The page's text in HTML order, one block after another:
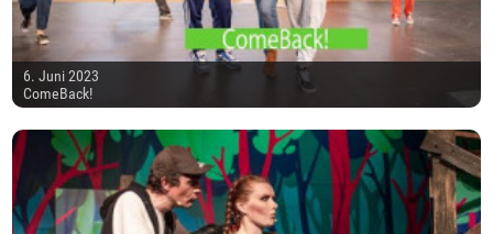
6. Juni 2023
ComeBack!